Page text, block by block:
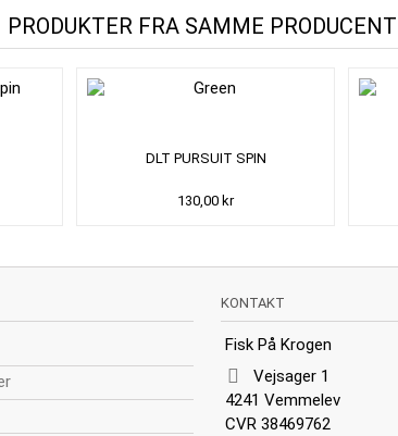
PRODUKTER FRA SAMME PRODUCENT
DLT PURSUIT SPIN
130,00 kr
KONTAKT
Fisk På Krogen
Vejsager 1
4241 Vemmelev
CVR 38469762